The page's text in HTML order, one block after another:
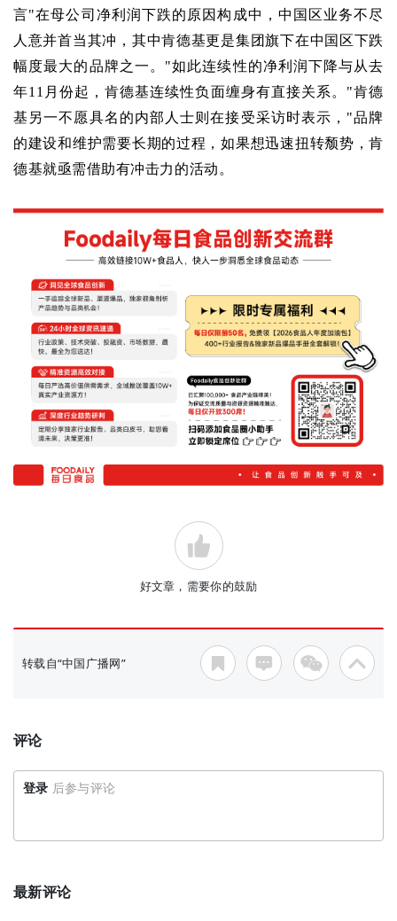
言"在母公司净利润下跌的原因构成中，中国区业务不尽
人意并首当其冲，其中肯德基更是集团旗下在中国区下跌
幅度最大的品牌之一。"如此连续性的净利润下降与从去
年11月份起，肯德基连续性负面缠身有直接关系。"肯德
基另一不愿具名的内部人士则在接受采访时表示，"品牌
的建设和维护需要长期的过程，如果想迅速扭转颓势，肯
德基就亟需借助有冲击力的活动。
好文章，需要你的鼓励
转载自“中国广播网”
评论
登录 后参与评论
最新评论